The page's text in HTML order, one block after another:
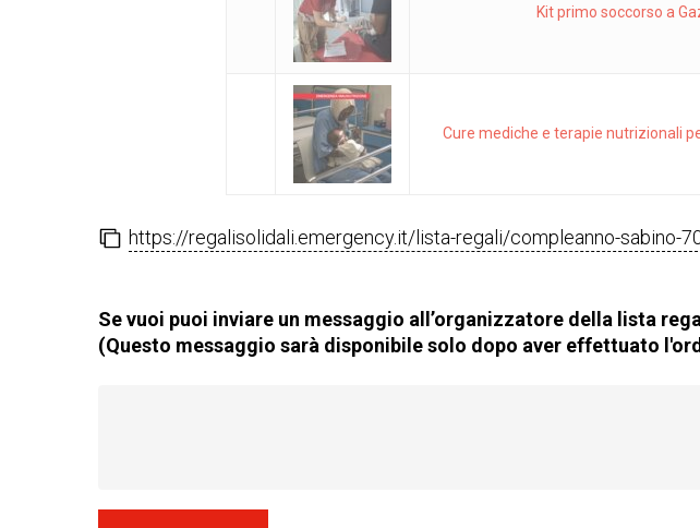
Kit primo soccorso a
Cure mediche e terapie nutrizionali
https://regalisolidali.emergency.it/lista-regali/compleanno-sabino-
Se vuoi puoi inviare un messaggio all’organizzatore della lista
(Questo messaggio sarà disponibile solo dopo aver effettuato